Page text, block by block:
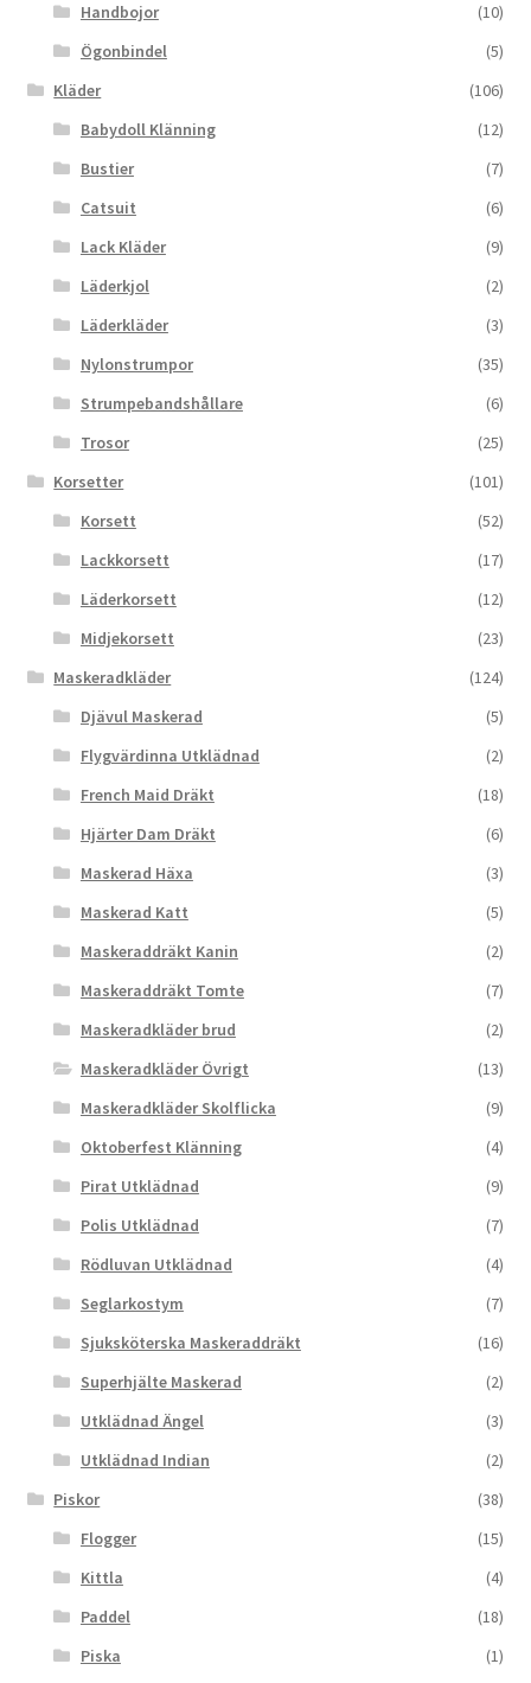
Handbojor
(10)
Ögonbindel
(5)
Kläder
(106)
Babydoll Klänning
(12)
Bustier
(7)
Catsuit
(6)
Lack Kläder
(9)
Läderkjol
(2)
Läderkläder
(3)
Nylonstrumpor
(35)
Strumpebandshållare
(6)
Trosor
(25)
Korsetter
(101)
Korsett
(52)
Lackkorsett
(17)
Läderkorsett
(12)
Midjekorsett
(23)
Maskeradkläder
(124)
Djävul Maskerad
(5)
Flygvärdinna Utklädnad
(2)
French Maid Dräkt
(18)
Hjärter Dam Dräkt
(6)
Maskerad Häxa
(3)
Maskerad Katt
(5)
Maskeraddräkt Kanin
(2)
Maskeraddräkt Tomte
(7)
Maskeradkläder brud
(2)
Maskeradkläder Övrigt
(13)
Maskeradkläder Skolflicka
(9)
Oktoberfest Klänning
(4)
Pirat Utklädnad
(9)
Polis Utklädnad
(7)
Rödluvan Utklädnad
(4)
Seglarkostym
(7)
Sjuksköterska Maskeraddräkt
(16)
Superhjälte Maskerad
(2)
Utklädnad Ängel
(3)
Utklädnad Indian
(2)
Piskor
(38)
Flogger
(15)
Kittla
(4)
Paddel
(18)
Piska
(1)